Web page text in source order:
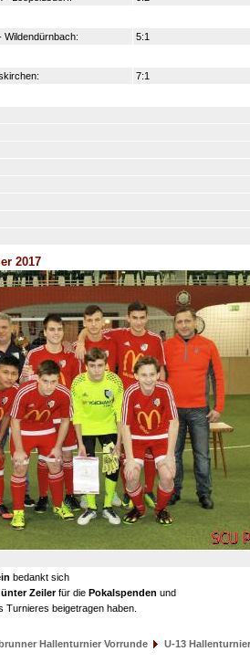
5:1
7:1
2017
bedankt sich
Zeilerfür die Pokalspenden und
Turnieres beigetragen haben.
Hallenturnier Vorrunde U-13